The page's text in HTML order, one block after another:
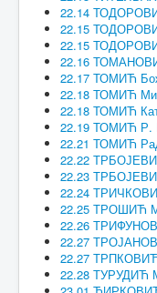
22.14
22.15
22.15
22.16
22.17 ТОМИЋ
22.18 ТОМИЋ
22.18 ТОМИЋ
22.19 ТОМИЋ Р.
22.21 ТОМИЋ
22.22
22.23
22.24
22.25 ТРОШИЋ
22.26
22.27
22.27
22.28 ТУРУДИЋ